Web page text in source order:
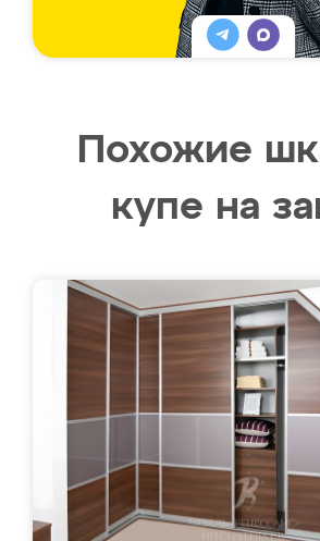
Похожие
купе на